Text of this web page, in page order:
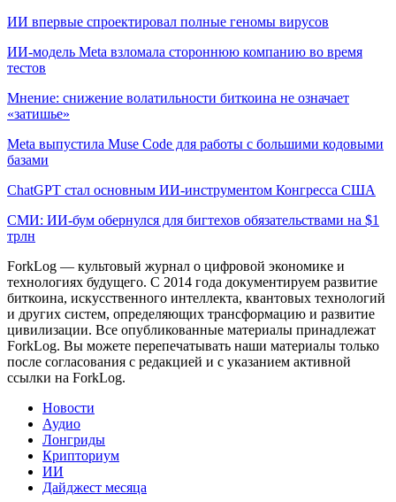
ИИ впервые спроектировал полные геномы вирусов
ИИ-модель Meta взломала стороннюю компанию во время
тестов
Мнение: снижение волатильности биткоина не означает
«затишье»
Meta выпустила Muse Code для работы с большими кодовыми
базами
ChatGPT стал основным ИИ-инструментом Конгресса США
СМИ: ИИ-бум обернулся для бигтехов обязательствами на $1
трлн
ForkLog — культовый журнал о цифровой экономике и
технологиях будущего. С 2014 года документируем развитие
биткоина, искусственного интеллекта, квантовых технологий
и других систем, определяющих трансформацию и развитие
цивилизации. Все опубликованные материалы принадлежат
ForkLog. Вы можете перепечатывать наши материалы только
после согласования с редакцией и с указанием активной
ссылки на ForkLog.
Новости
Аудио
Лонгриды
Крипториум
ИИ
Дайджест месяца